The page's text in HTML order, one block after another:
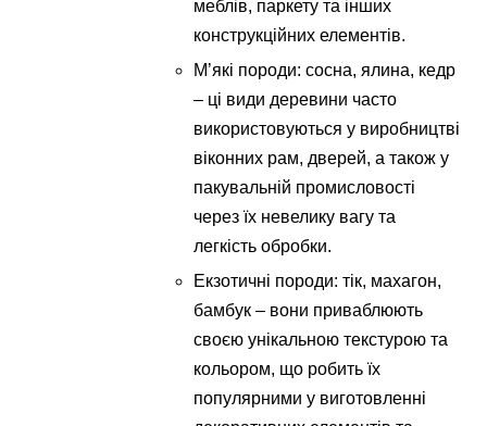
меблів, паркету та інших
конструкційних елементів.
М’які породи: сосна, ялина, кедр
– ці види деревини часто
використовуються у виробництві
віконних рам, дверей, а також у
пакувальній промисловості
через їх невелику вагу та
легкість обробки.
Екзотичні породи: тік, махагон,
бамбук – вони приваблюють
своєю унікальною текстурою та
кольором, що робить їх
популярними у виготовленні